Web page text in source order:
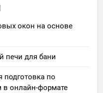
окон на основе
печи для бани
подготовка по
онлайн-формате